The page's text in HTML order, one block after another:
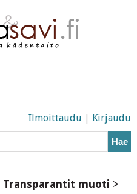
Ilmoittaudu | Kirjaudu
Hae
Transparantit muoti >